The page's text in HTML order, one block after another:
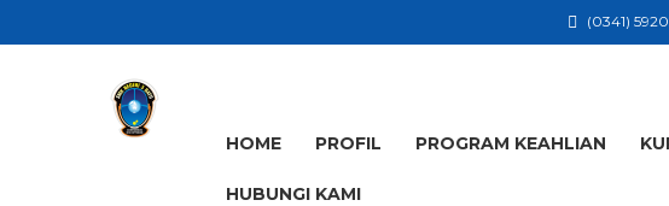
(0341)
HOME PROFIL PROGRAM KEAHLIAN
HUBUNGI KAMI